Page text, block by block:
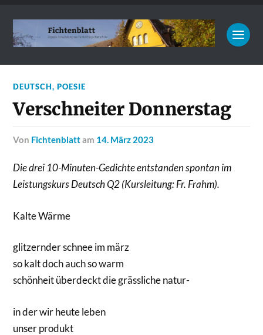
DEUTSCH,POESIE
Verschneiter Donnerstag
von Fichtenblattam 14. März 2023
Die drei 10-Minuten-Gedichte entstanden spontan im
Leistungskurs Deutsch Q2 (Kursleitung: Fr. Frahm).
Kalte Wärme
glitzernder schnee im märz
so kalt doch auch so warm
schönheit überdeckt die grässliche natur-
in der wir heute leben
unser produkt